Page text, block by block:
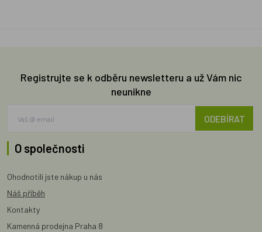
Registrujte se k odběru newsletteru a už Vám nic
neunikne
ODEBÍRAT
O společnosti
Ohodnotili jste nákup u nás
Náš příběh
Kontakty
Kamenná prodejna Praha 8